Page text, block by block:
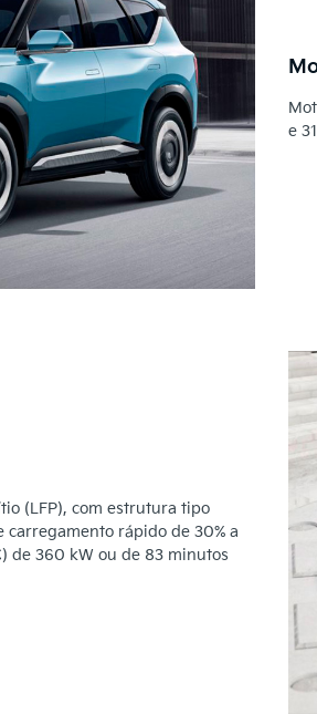
e
(LFP), com estrutura tipo
carregamento rápido de 30% a
de 360 kW ou de 83 minutos